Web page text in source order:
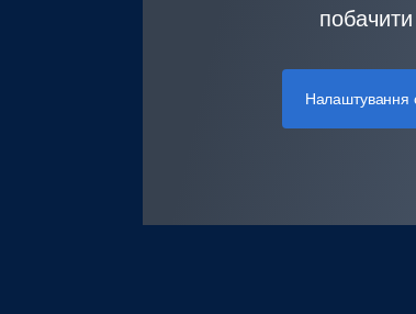
Налаштування